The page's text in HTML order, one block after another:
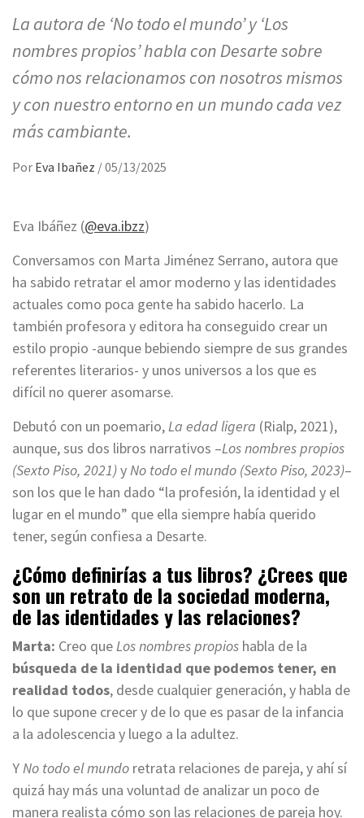
La autora de ‘No todo el mundo’ y ‘Los
nombres propios’ habla con Desarte sobre
cómo nos relacionamos con nosotros mismos
y con nuestro entorno en un mundo cada vez
más cambiante.
Por Eva Ibañez /05/13/2025
Eva Ibáñez (@eva.ibzz)
Conversamos con Marta Jiménez Serrano, autora que
ha sabido retratar el amor moderno y las identidades
actuales como poca gente ha sabido hacerlo. La
también profesora y editora ha conseguido crear un
estilo propio -aunque bebiendo siempre de sus grandes
referentes literarios- y unos universos a los que es
difícil no querer asomarse.
Debutó con un poemario,La edad ligera (Rialp, 2021),
aunque, sus dos libros narrativos –Los nombres propios
(Sexto Piso, 2021)yNo todo el mundo (Sexto Piso, 2023)–
son los que le han dado “la profesión, la identidad y el
lugar en el mundo” que ella siempre había querido
tener, según confiesa a Desarte.
¿Cómo definirías a tus libros? ¿Crees que
son un retrato de la sociedad moderna,
de las identidades y las relaciones?
Marta: Creo queLos nombres propios habla de la
búsqueda de la identidad que podemos tener, en
realidad todos, desde cualquier generación, y habla de
lo que supone crecer y de lo que es pasar de la infancia
a la adolescencia y luego a la adultez.
YNo todo el mundo retrata relaciones de pareja, y ahí sí
quizá hay más una voluntad de analizar un poco de
manera realista cómo son las relaciones de pareja hoy.